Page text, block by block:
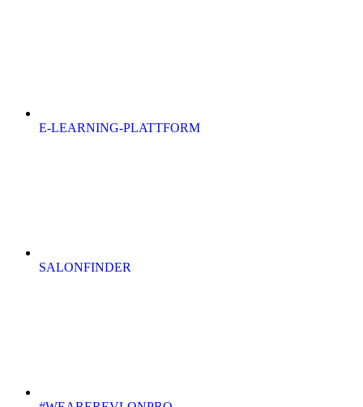
E-LEARNING-PLATTFORM
SALONFINDER